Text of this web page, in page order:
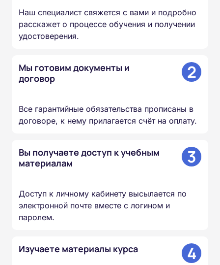
Наш специалист свяжется с вами и подробно
расскажет о процессе обучения и получении
удостоверения.
Мы готовим документы и
договор
2
Все гарантийные обязательства прописаны в
договоре, к нему прилагается счёт на оплату.
Вы получаете доступ к учебным
материалам
3
Доступ к личному кабинету высылается по
электронной почте вместе с логином и
паролем.
Изучаете материалы курса 4